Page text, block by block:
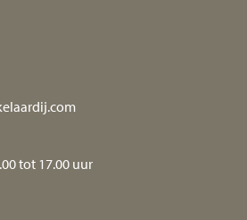
tot 17.00 uur